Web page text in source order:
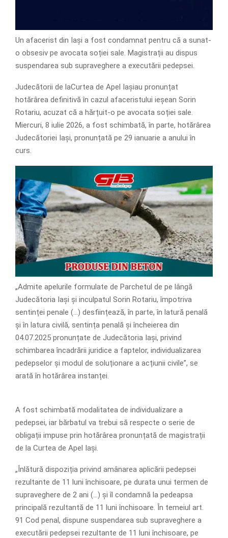
Un afacerist din Iași a fost condamnat pentru că a sunat-
o obsesiv pe avocata soției sale. Magistrații au dispus
suspendarea sub supraveghere a executării pedepsei.
Judecătorii de laCurtea de Apel Iașiau pronunțat
hotărârea definitivă în cazul afaceristului ieșean Sorin
Rotariu, acuzat că a hărțuit-o pe avocata soției sale.
Miercuri, 8 iulie 2026, a fost schimbată, în parte, hotărârea
Judecătoriei Iași, pronunțată pe 29 ianuarie a anului în
curs.
„Admite apelurile formulate de Parchetul de pe lângă
Judecătoria Iași și inculpatul Sorin Rotariu, împotriva
sentinței penale (…) desființează, în parte, în latură penală
și în latura civilă, sentința penală și încheierea din
04.07.2025 pronunțate de Judecătoria Iași, privind
schimbarea încadrării juridice a faptelor, individualizarea
pedepselor și modul de soluționare a acțiunii civile”, se
arată în hotărârea instanței.
A fost schimbată modalitatea de individualizare a
pedepsei, iar bărbatul va trebui să respecte o serie de
obligații impuse prin hotărârea pronunțată de magistrații
de la Curtea de Apel Iași.
„Înlătură dispoziția privind amânarea aplicării pedepsei
rezultante de 11 luni închisoare, pe durata unui termen de
supraveghere de 2 ani (…) și îl condamnă la pedeapsa
principală rezultantă de 11 luni închisoare. În temeiul art.
91 Cod penal, dispune suspendarea sub supraveghere a
executării pedepsei rezultante de 11 luni închisoare, pe